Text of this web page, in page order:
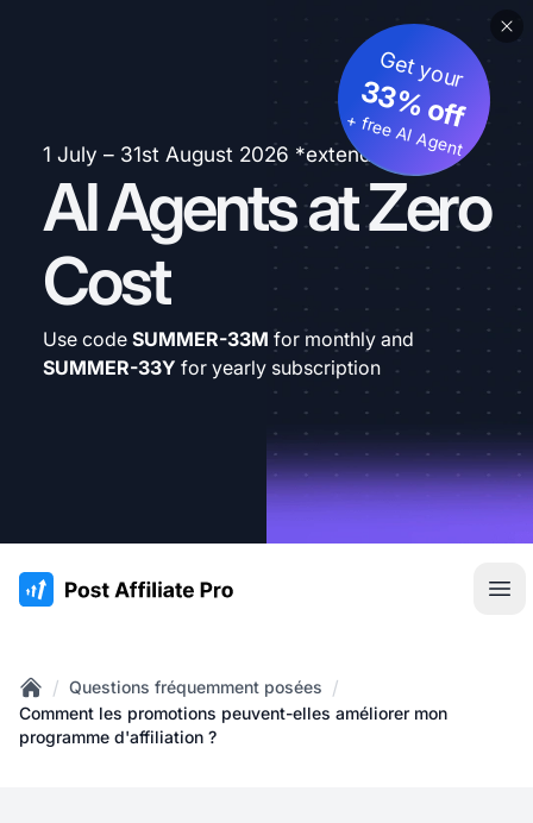
1 July – 31st August 2026 *extended
AI Agents at Zero
Cost
Get your
33% off
+ free AI Agent
Use code SUMMER-33M for monthly and
SUMMER-33Y for yearly subscription
:site.title
Home
/ Questions fréquemment posées /
Comment les promotions peuvent-elles améliorer mon
programme d'affiliation ?